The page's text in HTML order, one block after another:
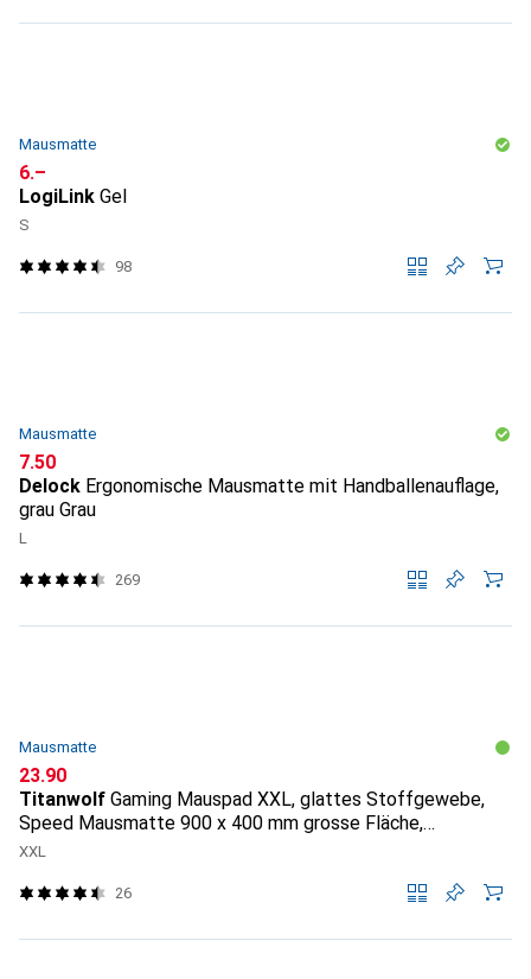
Mausmatte
CHF
6.–
LogiLink Gel
S
98
Mausmatte
CHF
7.50
Delock Ergonomische Mausmatte mit Handballenauflage,
grau Grau
L
269
Mausmatte
CHF
23.90
Titanwolf Gaming Mauspad XXL, glattes Stoffgewebe,
Speed Mausmatte 900 x 400 mm grosse Fläche,
Topography
XXL
26